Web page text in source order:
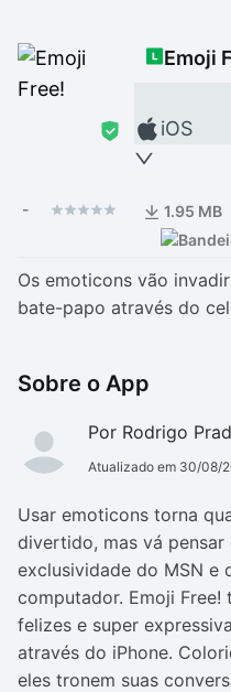
Emoji
iOS
- 1.95 MB
Os emoticons vão
bate-papo através do
Sobre o App
Por Rodrigo
Atualizado em 30/08/
Usar emoticons torna
divertido, mas vá pensar
exclusividade do MSN e
computador. Emoji Free!
felizes e super
através do iPhone.
eles tronem suas